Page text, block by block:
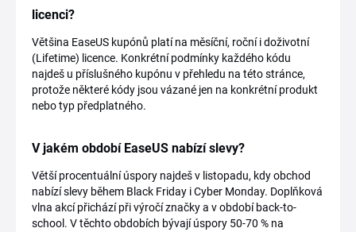
licenci?
Většina EaseUS kupónů platí na měsíční, roční i doživotní
(Lifetime) licence. Konkrétní podmínky každého kódu
najdeš u příslušného kupónu v přehledu na této stránce,
protože některé kódy jsou vázané jen na konkrétní produkt
nebo typ předplatného.
V jakém období EaseUS nabízí slevy?
Větší procentuální úspory najdeš v listopadu, kdy obchod
nabízí slevy během Black Friday i Cyber Monday. Doplňková
vlna akcí přichází při výročí značky a v období back-to-
school. V těchto obdobích bývají úspory 50-70 % na